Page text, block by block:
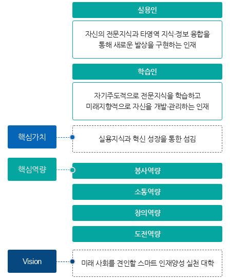
실용인
자신의 전문지식과 타영역 지식∙정보 융합을
통해 새로운 발상을 구현하는 인재
학습인
자기주도적으로 전문지식을 학습하고
미래지향적으로 자신을 개발∙관리하는 인재
핵심가치 실용지식과 혁신 성장을 통한 섬김
핵심역량 봉사역량
소통역량
창의역량
도전역량
Vision 미래 사회를 견인할 스마트 인재양성 실천 대학